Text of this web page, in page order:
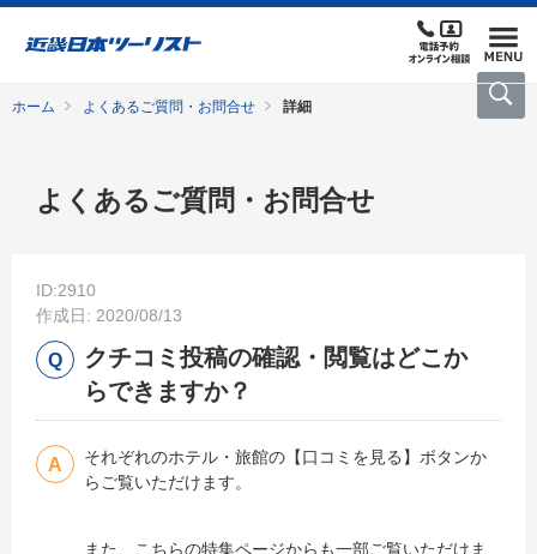
ホーム よくあるご質問・お問合せ 詳細
よくあるご質問・お問合せ
ID:2910
作成日: 2020/08/13
クチコミ投稿の確認・閲覧はどこか
らできますか？
それぞれのホテル・旅館の【口コミを見る】ボタンか
らご覧いただけます。
また、こちらの特集ページからも一部ご覧いただけま